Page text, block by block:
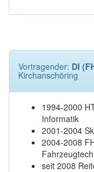
Vortragender: DI
Kirchanschöring
1994-2000
Informatik
2001-2004
2004-2008
seit 2008